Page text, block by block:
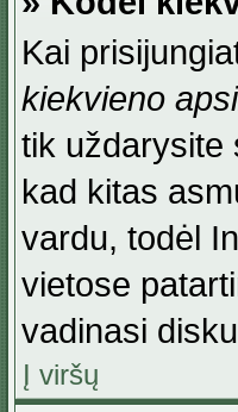
Kai
kiekvieno
tik uždarysite
kad kitas
vardu, todėl
vietose
vadinasi
Į viršų